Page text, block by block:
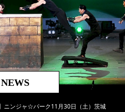
NEWS
ジャ☆パーク11月30日（土）茨城県古河市にOPEN！